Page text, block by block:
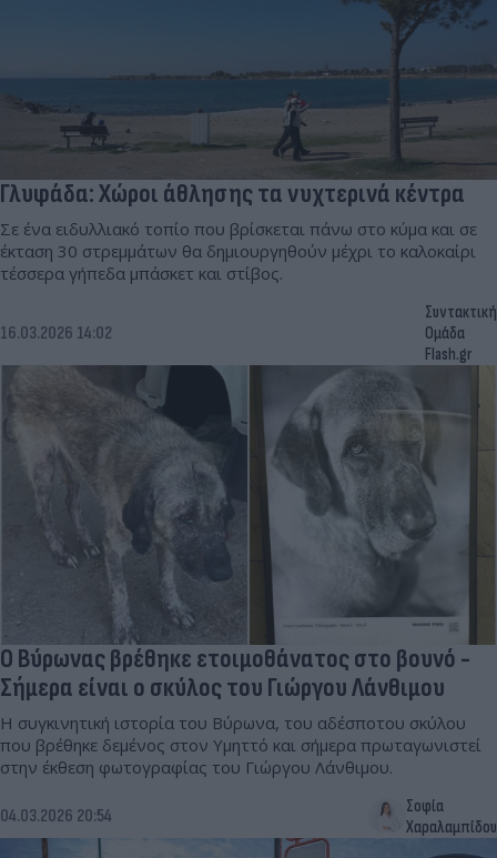
Γλυφάδα: Χώροι άθλησης τα νυχτερινά κέντρα
Σε ένα ειδυλλιακό τοπίο που βρίσκεται πάνω στο κύμα και σε
έκταση 30 στρεμμάτων θα δημιουργηθούν μέχρι το καλοκαίρι
τέσσερα γήπεδα μπάσκετ και στίβος.
16.03.2026 14:02
Συντακτική
Ομάδα
Flash.gr
Ο Βύρωνας βρέθηκε ετοιμοθάνατος στο βουνό -
Σήμερα είναι ο σκύλος του Γιώργου Λάνθιμου
Η συγκινητική ιστορία του Βύρωνα, του αδέσποτου σκύλου
που βρέθηκε δεμένος στον Υμηττό και σήμερα πρωταγωνιστεί
στην έκθεση φωτογραφίας του Γιώργου Λάνθιμου.
04.03.2026 20:54
Σοφία
Χαραλαμπίδου